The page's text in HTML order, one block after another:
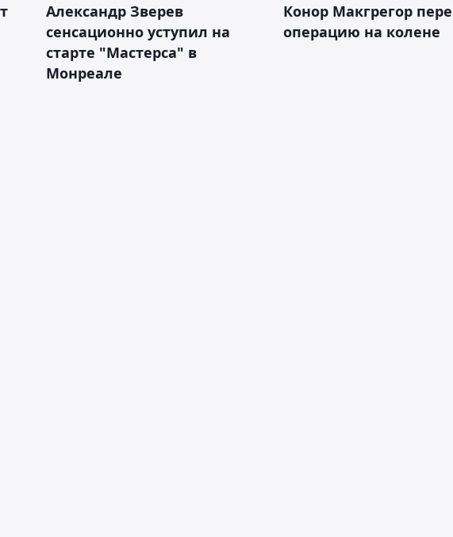
Александр Зверев
сенсационно уступил на
старте "Мастерса" в
Монреале
Конор Макгрегор
операцию на колене